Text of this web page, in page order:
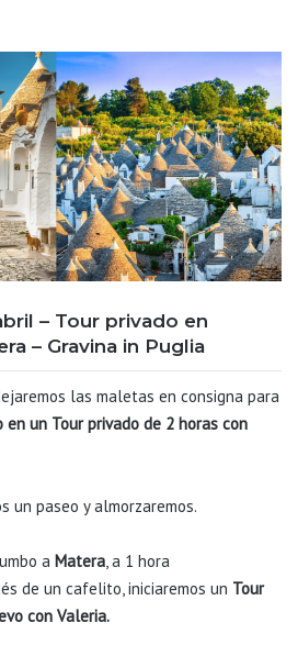
– Tour privado en
– Gravina in Puglia
las maletas en consigna para
en un Tour privado de 2 horas con
un paseo y almorzaremos.
a Matera, a 1 hora
de un cafelito, iniciaremos un Tour
con Valeria.